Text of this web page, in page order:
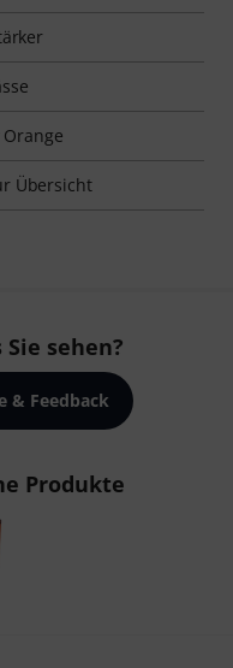
Übersicht
sehen?
& Feedback
Produkte